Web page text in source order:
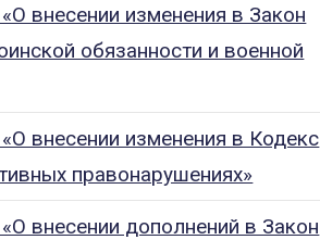
внесении изменения в Закон
обязанности и военной
внесении изменения в Кодекс
правонарушениях»
внесении дополнений в Закон